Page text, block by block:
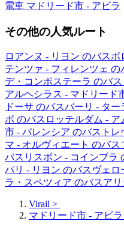
電車 マドリード市 - アビラ
その他の人気ルート
ロアンヌ - リヨン のバスボ
テンツァ - フィレンツェ の
デ・コンポステーラ のバス
アルヘシラス - マドリード
ドーサ のバスバーリ - ター
ボ のバス ロッテルダム -
市 - バレンシア のバス ト
マ - オルヴィエート のバス
バス リスボン - コインブラ
パリ - リヨン のバス ヴェロ
ラ・スペツィア のバスア
Virail >
マドリード市 - アビ